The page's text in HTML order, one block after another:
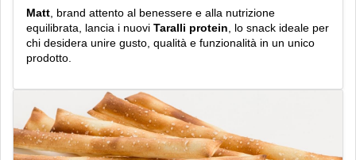
Matt , brand attento al benessere e alla nutrizione
equilibrata, lancia i nuovi Taralli protein , lo snack ideale per
chi desidera unire gusto, qualità e funzionalità in un unico
prodotto.